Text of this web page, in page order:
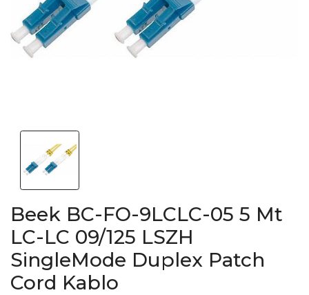
Beek BC-FO-9LCLC-05 5 Mt
LC-LC 09/125 LSZH
SingleMode Duplex Patch
Cord Kablo